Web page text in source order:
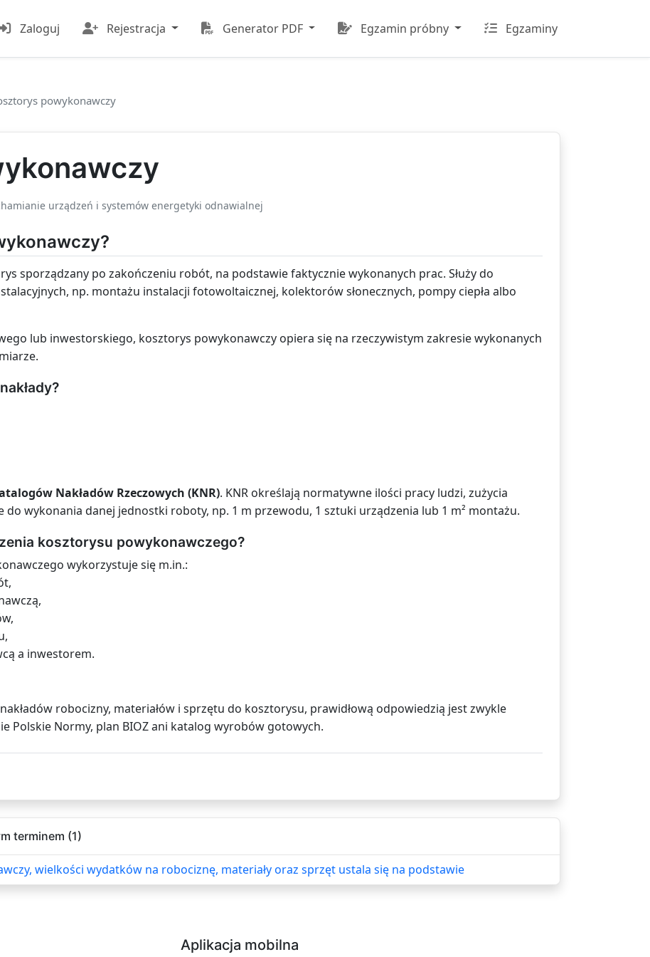
Zaloguj Rejestracja Generator PDF Egzamin próbny Egzaminy
powykonawczy
urządzeń i systemów energetyki odnawialnej
sporządzany po zakończeniu robót, na podstawie faktycznie wykonanych prac. Służy do
np. montażu instalacji fotowoltaicznej, kolektorów słonecznych, pompy ciepła albo
lub inwestorskiego, kosztorys powykonawczy opiera się na rzeczywistym zakresie wykonanych
Nakładów Rzeczowych (KNR). KNR określają normatywne ilości pracy ludzi, zużycia
do wykonania danej jednostki roboty, np. 1 m przewodu, 1 sztuki urządzenia lub 1 m² montażu.
kosztorysu powykonawczego?
wykorzystuje się m.in.:
a inwestorem.
robocizny, materiałów i sprzętu do kosztorysu, prawidłową odpowiedzią jest zwykle
Polskie Normy, plan BIOZ ani katalog wyrobów gotowych.
terminem (1)
wielkości wydatków na robociznę, materiały oraz sprzęt ustala się na podstawie
Aplikacja mobilna